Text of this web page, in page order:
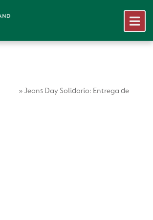
» Jeans Day Solidario: Entrega de